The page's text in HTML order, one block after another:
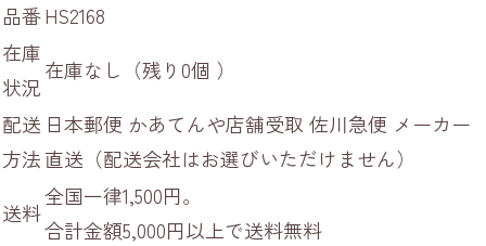
品番HS2168
在庫
状況
在庫なし（残り0個 ）
配送
方法
日本郵便 かあてんや店舗受取 佐川急便 メーカー
直送（配送会社はお選びいただけません）
送料
全国一律1,500円。
合計金額5,000円以上で送料無料